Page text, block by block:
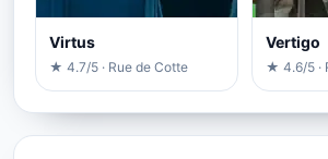
Virtus
★ 4.7/5 · Rue de Cotte
Vertigo
★ 4.6/5 ·